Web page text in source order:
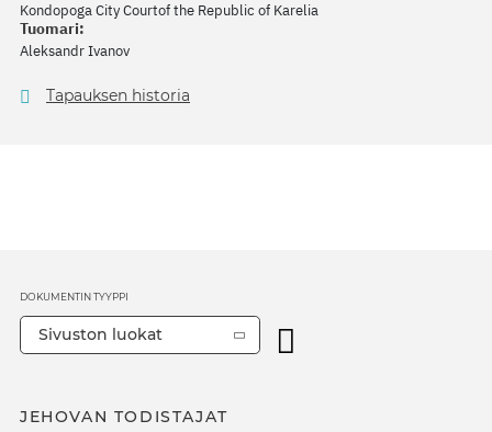
Kondopoga City Courtof the Republic of Karelia
Tuomari:
Aleksandr Ivanov
Tapauksen historia
JEHOVAN TODISTAJAT
DOKUMENTIN TYYPPI
Sivuston luokat